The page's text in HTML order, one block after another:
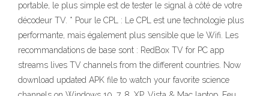
portable, le plus simple est de tester le signal à côté de votre
décodeur TV. * Pour le CPL : Le CPL est une technologie plus
performante, mais également plus sensible que le Wifi. Les
recommandations de base sont : RedBox TV for PC app
streams lives TV channels from the different countries. Now
download updated APK file to watch your favorite science